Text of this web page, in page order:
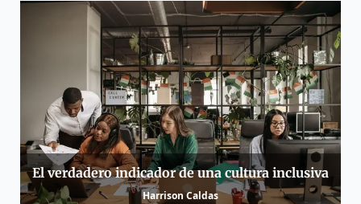
El verdadero indicador de una cultura inclusiva
Harrison Caldas